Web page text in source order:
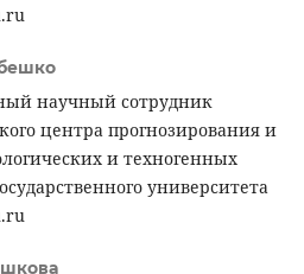
научный сотрудник
центра прогнозирования и
и техногенных
университета